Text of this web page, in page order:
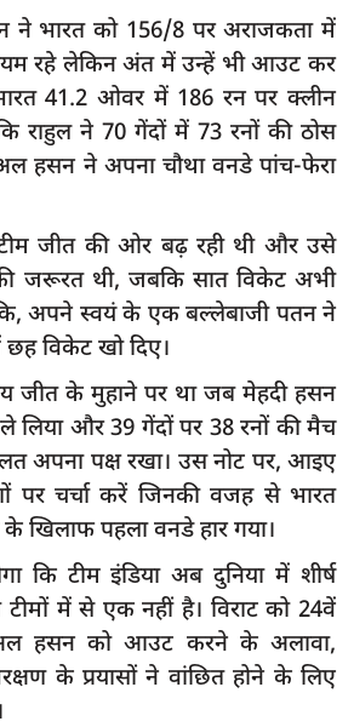
भारत को 156/8 पर अराजकता में
रहे लेकिन अंत में उन्हें भी आउट कर
41.2 ओवर में 186 रन पर क्लीन
राहुल ने 70 गेंदों में 73 रनों की ठोस
हसन ने अपना चौथा वनडे पांच-फेरा
जीत की ओर बढ़ रही थी और उसे
जरूरत थी, जबकि सात विकेट अभी
अपने स्वयं के एक बल्लेबाजी पतन ने
विकेट खो दिए।
जीत के मुहाने पर था जब मेहदी हसन
और 39 गेंदों पर 38 रनों की मैच
अपना पक्ष रखा। उस नोट पर, आइए
पर चर्चा करें जिनकी वजह से भारत
के खिलाफ पहला वनडे हार गया।
कि टीम इंडिया अब दुनिया में शीर्ष
टीमों में से एक नहीं है। विराट को 24वें
हसन को आउट करने के अलावा,
के प्रयासों ने वांछित होने के लिए